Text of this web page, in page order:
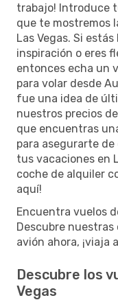
trabajo! Introduce
que te mostremos
Las Vegas. Si
inspiración o eres
entonces echa un
para volar desde
fue una idea de
nuestros precios
que encuentras
para asegurarte
tus vacaciones en
coche de alquiler
aquí!
Encuentra vuelos
Descubre
avión ahora, ¡viaja
Descubre los
Vegas